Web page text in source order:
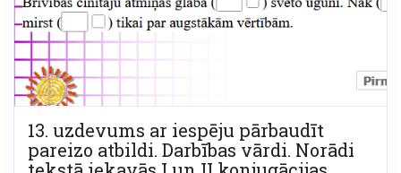
13. uzdevums ar iespēju pārbaudīt
pareizo atbildi. Darbības vārdi. Norādi